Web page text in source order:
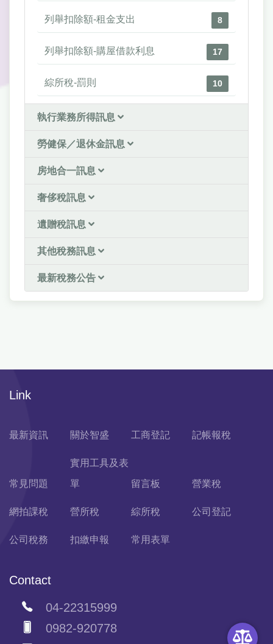
列舉扣除額-租金支出 8
列舉扣除額-購屋借款利息 17
綜所稅-罰則 10
執行業務所得訊息
勞健保／退休金訊息
房地合一訊息
奢侈稅訊息
遺贈稅訊息
其他稅務訊息
最新稅務公告
Link
最新資訊 關於智盛 工商登記 記帳報稅
常見問題
實用工具及表
單
留言板 營業稅
網拍課稅 營所稅 綜所稅 公司登記
公司稅務 扣繳申報 常用表單
Contact
04-22315999
0982-920778